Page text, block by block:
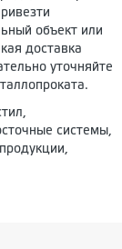
объект или
доставка
уточняйте
системы,